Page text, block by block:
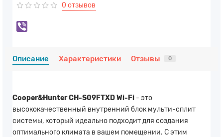
0 отзывов
Описание Характеристики Отзывы 0
Cooper&Hunter CH-S09FTXD Wi-Fi - это
высококачественный внутренний блок мульти-сплит
системы, который идеально подходит для создания
оптимального климата в вашем помещении. С этим